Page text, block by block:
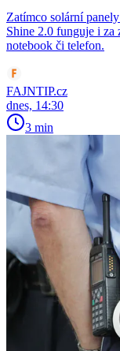
Zatímco solární
Shine 2.0 funguje i za
notebook či telefon.
FAJNTIP.cz
dnes, 14:30
3 min